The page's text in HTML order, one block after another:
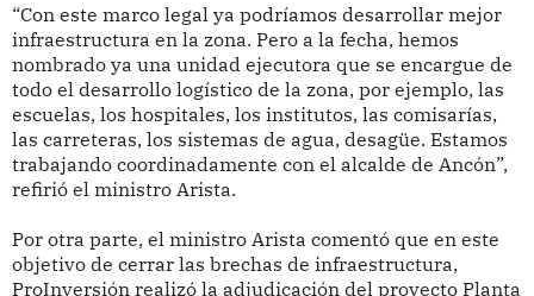
“Con este marco legal ya podríamos desarrollar mejor
infraestructura en la zona. Pero a la fecha, hemos
nombrado ya una unidad ejecutora que se encargue de
todo el desarrollo logístico de la zona, por ejemplo, las
escuelas, los hospitales, los institutos, las comisarías,
las carreteras, los sistemas de agua, desagüe. Estamos
trabajando coordinadamente con el alcalde de Ancón”,
refirió el ministro Arista.
Por otra parte, el ministro Arista comentó que en este
objetivo de cerrar las brechas de infraestructura,
ProInversión realizó la adjudicación del proyecto Planta